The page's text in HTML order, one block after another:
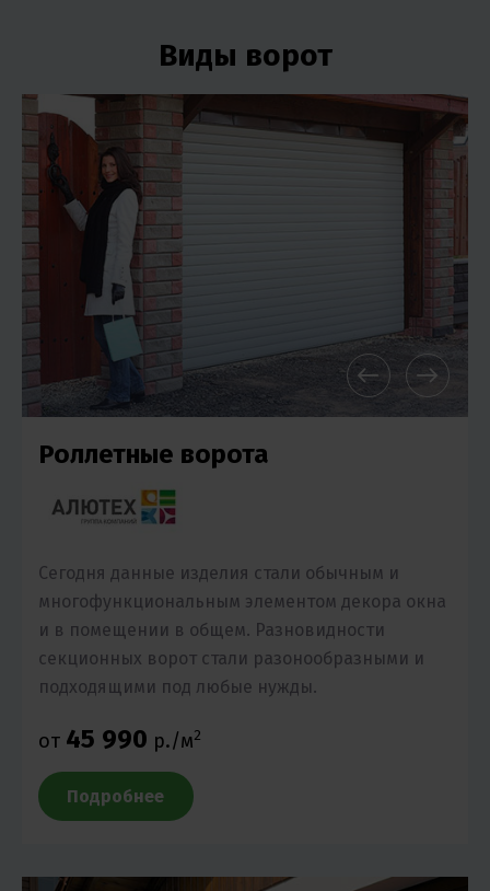
Виды ворот
Роллетные ворота
Сегодня данные изделия стали обычным и
многофункциональным элементом декора окна
и в помещении в общем. Разновидности
секционных ворот стали разонообразными и
подходящими под любые нужды.
от 45 990 р./м2
Подробнее